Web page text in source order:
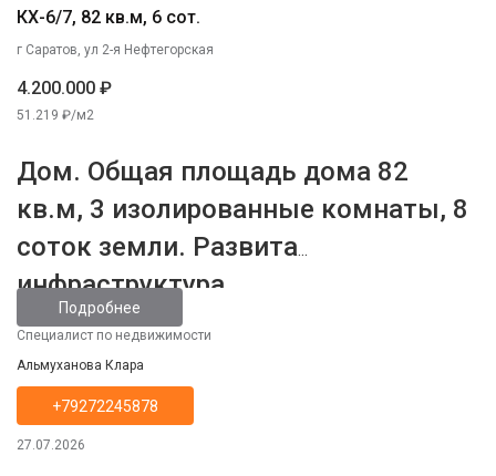
КХ-6/7, 82 кв.м, 6 сот.
г Саратов, ул 2-я Нефтегорская
4.200.000 ₽
51.219 ₽/м2
Дом. Общая площадь дома 82
кв.м, 3 изолированные комнаты, 8
соток земли. Развита
инфраструктура.
Подробнее
Специалист по недвижимости
Альмуханова Клара
+79272245878
27.07.2026